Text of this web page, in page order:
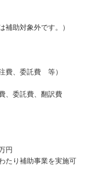
助対象外です。）
費、委託費 等）
、委託費、翻訳費
円
たり補助事業を実施可